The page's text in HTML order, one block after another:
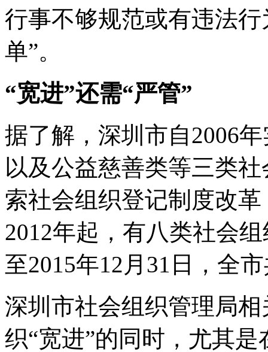
行事不够规范或有违法
单”。
“宽进”还需“严管”
据了解，深圳市自2006
以及公益慈善类等三类
索社会组织登记制度改
2012年起，有八类社会
至2015年12月31日，全
深圳市社会组织管理局
织“宽进”的同时，尤其